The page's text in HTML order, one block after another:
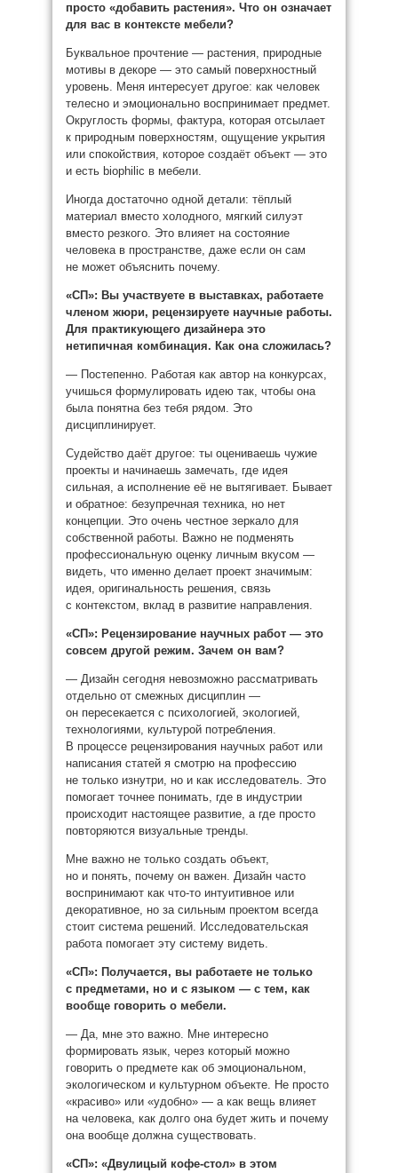
просто «добавить растения». Что он означает
для вас в контексте мебели?
Буквальное прочтение — растения, природные
мотивы в декоре — это самый поверхностный
уровень. Меня интересует другое: как человек
телесно и эмоционально воспринимает предмет.
Округлость формы, фактура, которая отсылает
к природным поверхностям, ощущение укрытия
или спокойствия, которое создаёт объект — это
и есть biophilic в мебели.
Иногда достаточно одной детали: тёплый
материал вместо холодного, мягкий силуэт
вместо резкого. Это влияет на состояние
человека в пространстве, даже если он сам
не может объяснить почему.
«СП»: Вы участвуете в выставках, работаете
членом жюри, рецензируете научные работы.
Для практикующего дизайнера это
нетипичная комбинация. Как она сложилась?
— Постепенно. Работая как автор на конкурсах,
учишься формулировать идею так, чтобы она
была понятна без тебя рядом. Это
дисциплинирует.
Судейство даёт другое: ты оцениваешь чужие
проекты и начинаешь замечать, где идея
сильная, а исполнение её не вытягивает. Бывает
и обратное: безупречная техника, но нет
концепции. Это очень честное зеркало для
собственной работы. Важно не подменять
профессиональную оценку личным вкусом —
видеть, что именно делает проект значимым:
идея, оригинальность решения, связь
с контекстом, вклад в развитие направления.
«СП»: Рецензирование научных работ — это
совсем другой режим. Зачем он вам?
— Дизайн сегодня невозможно рассматривать
отдельно от смежных дисциплин —
он пересекается с психологией, экологией,
технологиями, культурой потребления.
В процессе рецензирования научных работ или
написания статей я смотрю на профессию
не только изнутри, но и как исследователь. Это
помогает точнее понимать, где в индустрии
происходит настоящее развитие, а где просто
повторяются визуальные тренды.
Мне важно не только создать объект,
но и понять, почему он важен. Дизайн часто
воспринимают как что-то интуитивное или
декоративное, но за сильным проектом всегда
стоит система решений. Исследовательская
работа помогает эту систему видеть.
«СП»: Получается, вы работаете не только
с предметами, но и с языком — с тем, как
вообще говорить о мебели.
— Да, мне это важно. Мне интересно
формировать язык, через который можно
говорить о предмете как об эмоциональном,
экологическом и культурном объекте. Не просто
«красиво» или «удобно» — а как вещь влияет
на человека, как долго она будет жить и почему
она вообще должна существовать.
«СП»: «Двулицый кофе-стол» в этом